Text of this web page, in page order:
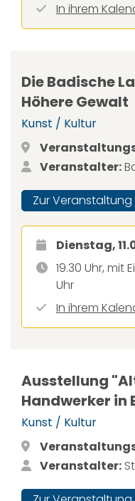
In ihrem
Die Badische
Höhere Gewalt
Kunst / Kultur
Veranstalter:
Zur Veranstaltung
Dienstag,
19.30 Uhr, mit
Uhr
In ihrem
Ausstellung
Handwerker in
Kunst / Kultur
Veranstalter: